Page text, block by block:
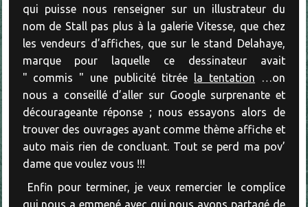
qui puisse nous renseigner sur un illustrateur du
nom de Stall pas plus à la galerie Vitesse, que chez
les vendeurs d’affiches, que sur le stand Delahaye,
marque pour laquelle ce dessinateur avait
" commis " une publicité titrée la tentation …on
nous a conseillé d’aller sur Google surprenante et
décourageante réponse ; nous essayons alors de
trouver des ouvrages ayant comme thème affiche et
auto mais rien de concluant. Tout se perd ma pov’
dame que voulez vous !!!
Enfin pour terminer, je veux remercier le complice
qui nous a emmené avec qui nous avons partagé de